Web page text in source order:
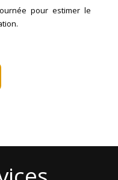
pour estimer le